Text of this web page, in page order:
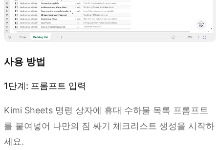
사용 방법
1단계: 프롬프트 입력
Kimi Sheets 명령 상자에 휴대 수하물 목록 프롬프트
를 붙여넣어 나만의 짐 싸기 체크리스트 생성을 시작하
세요.